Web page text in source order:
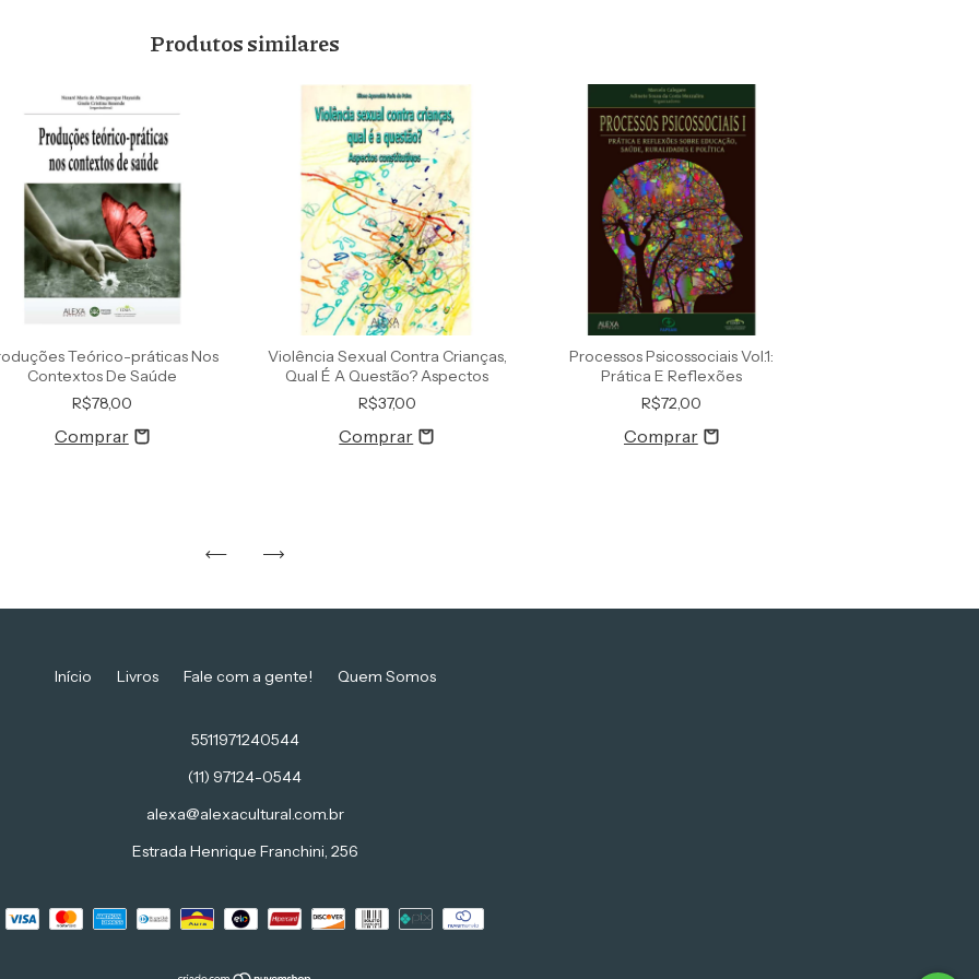
Produtos similares
Teórico-práticas Nos
Contextos De Saúde
R$78,00
Violência Sexual Contra Crianças,
Qual É A Questão? Aspectos
R$37,00
Processos Psicossociais Vol.1:
Prática E Reflexões
R$72,00
Início Livros Fale com a gente! Quem Somos
5511971240544
(11) 97124-0544
alexa@alexacultural.com.br
Estrada Henrique Franchini, 256